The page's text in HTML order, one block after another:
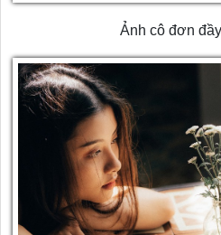
Ảnh cô đơn